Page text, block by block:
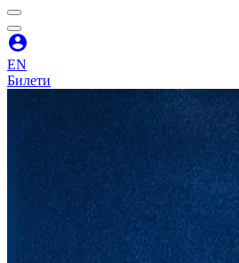
EN
Билети